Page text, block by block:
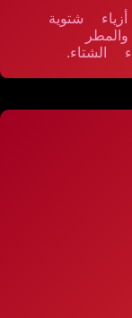
شتوية
الشتاء.